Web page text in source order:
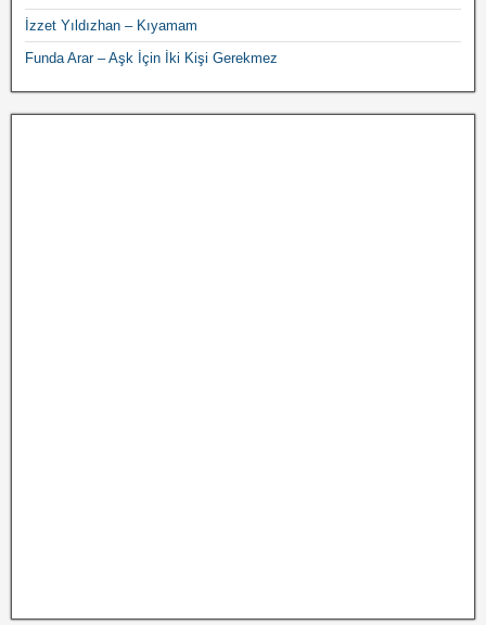
İzzet Yıldızhan – Kıyamam
Funda Arar – Aşk İçin İki Kişi Gerekmez